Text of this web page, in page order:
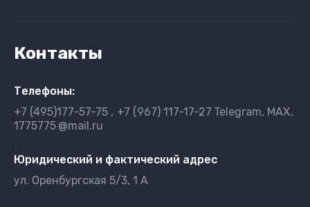
Контакты
Телефоны:
+7 (495)177-57-75
+7 (967) 117-17-27 Telegram, MAX
1775775 @mail.ru
Юридический и фактический адрес
ул. Оренбургская 5/3, 1 А